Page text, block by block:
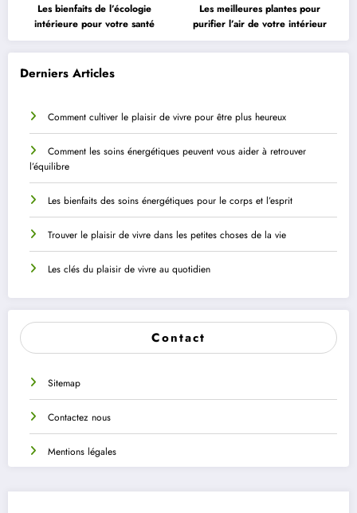
Les bienfaits de l’écologie
intérieure pour votre santé
Les meilleures plantes pour
purifier l’air de votre intérieur
Derniers Articles
Comment cultiver le plaisir de vivre pour être plus heureux
Comment les soins énergétiques peuvent vous aider à retrouver
l’équilibre
Les bienfaits des soins énergétiques pour le corps et l’esprit
Trouver le plaisir de vivre dans les petites choses de la vie
Les clés du plaisir de vivre au quotidien
Contact
Sitemap
Contactez nous
Mentions légales